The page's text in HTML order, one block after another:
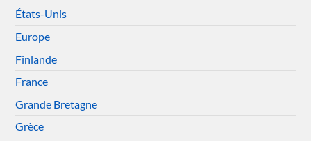
États-Unis
Europe
Finlande
France
Grande Bretagne
Grèce